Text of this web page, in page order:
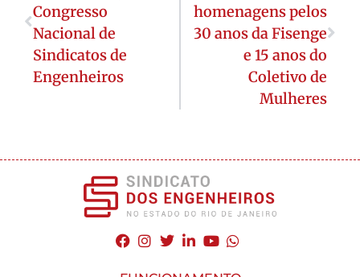
Congresso
Nacional de
Sindicatos de
Engenheiros
homenagens pelos
30 anos da Fisenge
e 15 anos do
Coletivo de
Mulheres